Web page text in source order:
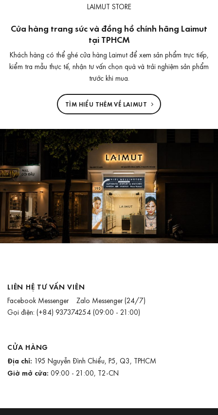
LAIMUT STORE
Cửa hàng trang sức và đồng hồ chính hãng Laimut
tại TPHCM
Khách hàng có thể ghé cửa hàng Laimut để xem sản phẩm trực tiếp,
kiểm tra mẫu thực tế, nhận tư vấn chọn quà và trải nghiệm sản phẩm
trước khi mua.
TÌM HIỂU THÊM VỀ LAIMUT
LIÊN HỆ TƯ VẤN VIÊN
Facebook Messenger Zalo Messenger(24/7)
Gọi điện: (+84) 937374254(09:00 - 21:00)
CỬA HÀNG
Địa chỉ: 195 Nguyễn Đình Chiểu, P5, Q3, TPHCM
Giờ mở cửa: 09:00 - 21:00, T2-CN